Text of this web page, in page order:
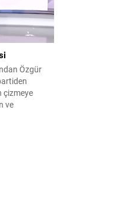
Özgür
çizmeye
ve